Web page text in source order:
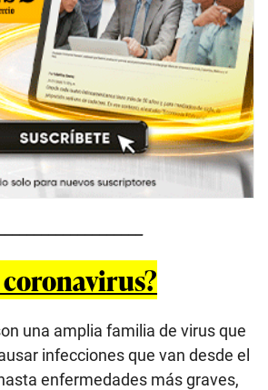
coronavirus?
una amplia familia de virus que
infecciones que van desde el
enfermedades más graves,